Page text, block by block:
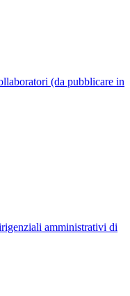
(da pubblicare in
amministrativi di